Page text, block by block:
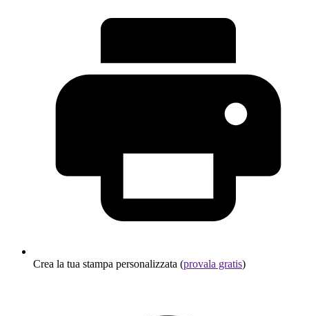
Crea la tua stampa personalizzata (provala gratis)